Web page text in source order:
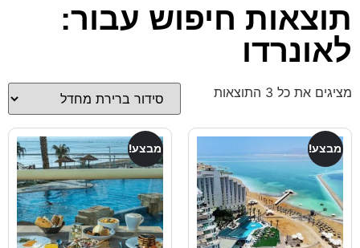
תוצאות חיפוש עבור:
לאונרדו
מציגים את כל ⁦3⁩ התוצאות
מבצע! מבצע!